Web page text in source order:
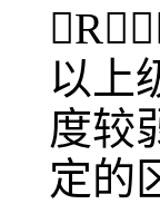
以上
度较
定的